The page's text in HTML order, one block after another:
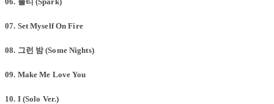
07. Set Myself On Fire
08. 그런 밤 (Some Nights)
09. Make Me Love You
10. I (Solo Ver.)